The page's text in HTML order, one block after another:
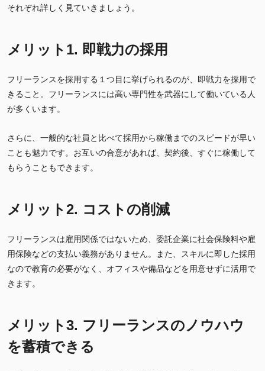
それぞれ詳しく見ていきましょう。
メリット1. 即戦力の採用
フリーランスを採用する１つ目に挙げられるのが、即戦力を採用で
きること。フリーランスには高い専門性を武器にして働いている人
が多くいます。
さらに、一般的な社員と比べて採用から稼働までのスピードが早い
ことも魅力です。お互いの合意があれば、契約後、すぐに稼働して
もらうこともできます。
メリット2. コストの削減
フリーランスは雇用関係ではないため、委託企業に社会保険料や雇
用保険などの支払い義務がありません。また、スキルに即した採用
なので教育の必要がなく、オフィスや備品などを用意せずに活用で
きます。
メリット3. フリーランスのノウハウ
を蓄積できる